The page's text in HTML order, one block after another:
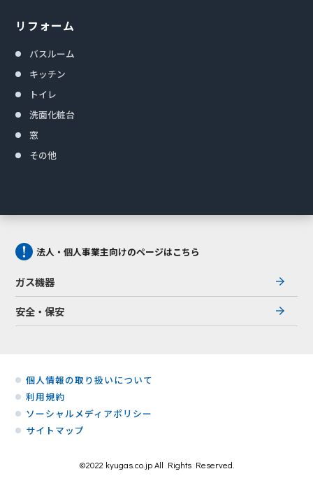
リフォーム
バスルーム
キッチン
トイレ
洗面化粧台
窓
その他
法人・個人事業主向けのページはこちら
ガス機器
安全・保安
個人情報の取り扱いについて
利用規約
ソーシャルメディアポリシー
サイトマップ
©2022 kyugas.co.jp All Rights Reserved.